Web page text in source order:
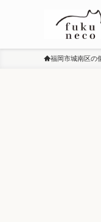
福岡市城南区の